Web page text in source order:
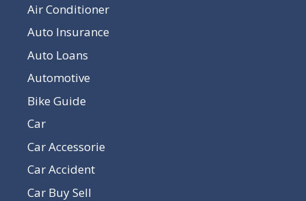
Air Conditioner
Auto Insurance
Auto Loans
Automotive
Bike Guide
Car
Car Accessorie
Car Accident
Car Buy Sell